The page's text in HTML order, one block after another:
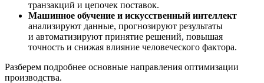
транзакций и цепочек поставок.
Машинное обучение и искусственный интеллект
анализируют данные, прогнозируют результаты
и автоматизируют принятие решений, повышая
точность и снижая влияние человеческого фактора.
Разберем подробнее основные направления оптимизации
производства.